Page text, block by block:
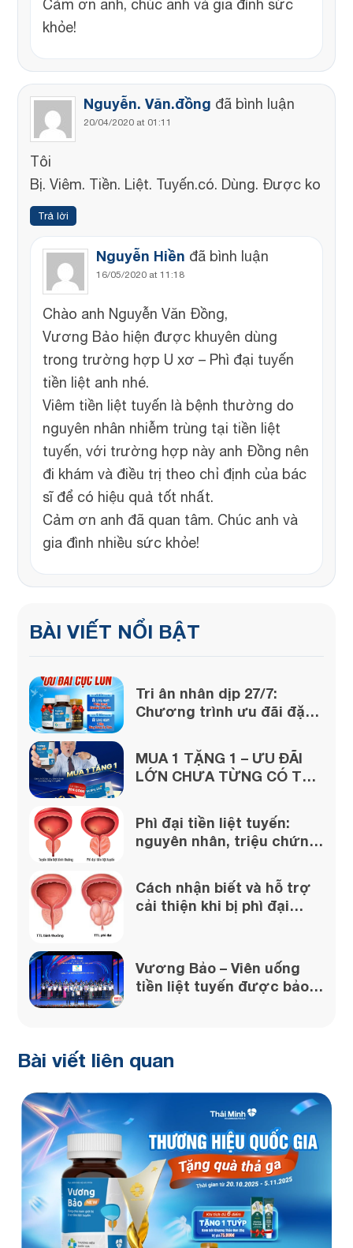
Cảm ơn anh, chúc anh và gia đình sức
khỏe!
Nguyễn. Văn.đồng đã bình luận
20/04/2020 at 01:11
Tôi
Bị. Viêm. Tiền. Liệt. Tuyến.có. Dùng. Được ko
Trả lời
Nguyễn Hiền đã bình luận
16/05/2020 at 11:18
Chào anh Nguyễn Văn Đồng,
Vương Bảo hiện được khuyên dùng
trong trường hợp U xơ – Phì đại tuyến
tiền liệt anh nhé.
Viêm tiền liệt tuyến là bệnh thường do
nguyên nhân nhiễm trùng tại tiền liệt
tuyến, với trường hợp này anh Đồng nên
đi khám và điều trị theo chỉ định của bác
sĩ để có hiệu quả tốt nhất.
Cảm ơn anh đã quan tâm. Chúc anh và
gia đình nhiều sức khỏe!
BÀI VIẾT NỔI BẬT
Tri ân nhân dịp 27/7:
Chương trình ưu đãi đặc
MUA 1 TẶNG 1 – ƯU ĐÃI
LỚN CHƯA TỪNG CÓ TỪ
Phì đại tiền liệt tuyến:
nguyên nhân, triệu chứng
Cách nhận biết và hỗ trợ
cải thiện khi bị phì đại
Vương Bảo – Viên uống
tiền liệt tuyến được bảo
Bài viết liên quan